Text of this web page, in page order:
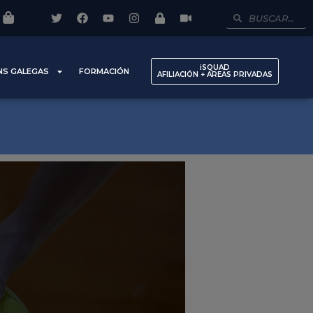
GALEGAS FORMACIÓN iSQUAD
AFILIACIÓN + AREAS PRIVADAS